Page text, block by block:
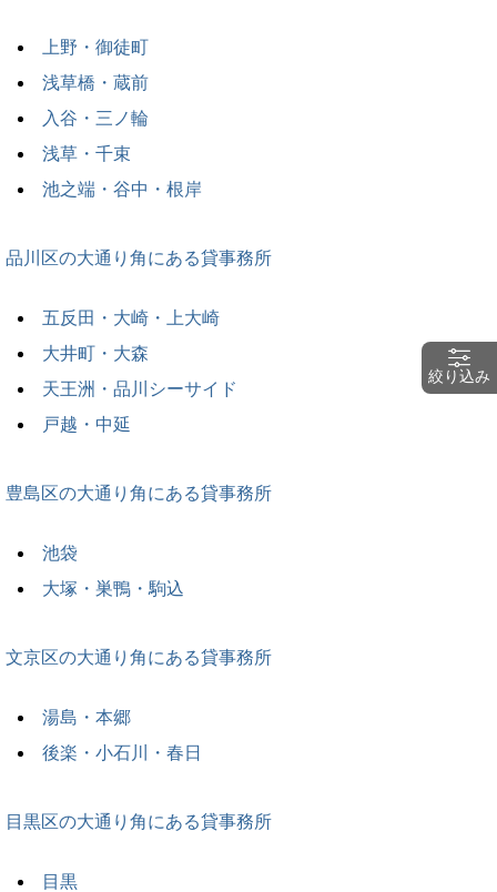
上野・御徒町
浅草橋・蔵前
入谷・三ノ輪
浅草・千束
池之端・谷中・根岸
品川区の大通り角にある貸事務所
五反田・大崎・上大崎
大井町・大森
天王洲・品川シーサイド
戸越・中延
豊島区の大通り角にある貸事務所
池袋
大塚・巣鴨・駒込
文京区の大通り角にある貸事務所
湯島・本郷
後楽・小石川・春日
目黒区の大通り角にある貸事務所
目黒
絞り込み